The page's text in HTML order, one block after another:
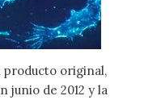
original,
junio de 2012 y la